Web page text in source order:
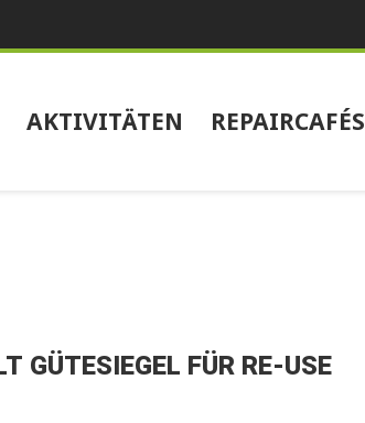
AKTIVITÄTEN REPAIRCAFÉS
GÜTESIEGEL FÜR RE-USE